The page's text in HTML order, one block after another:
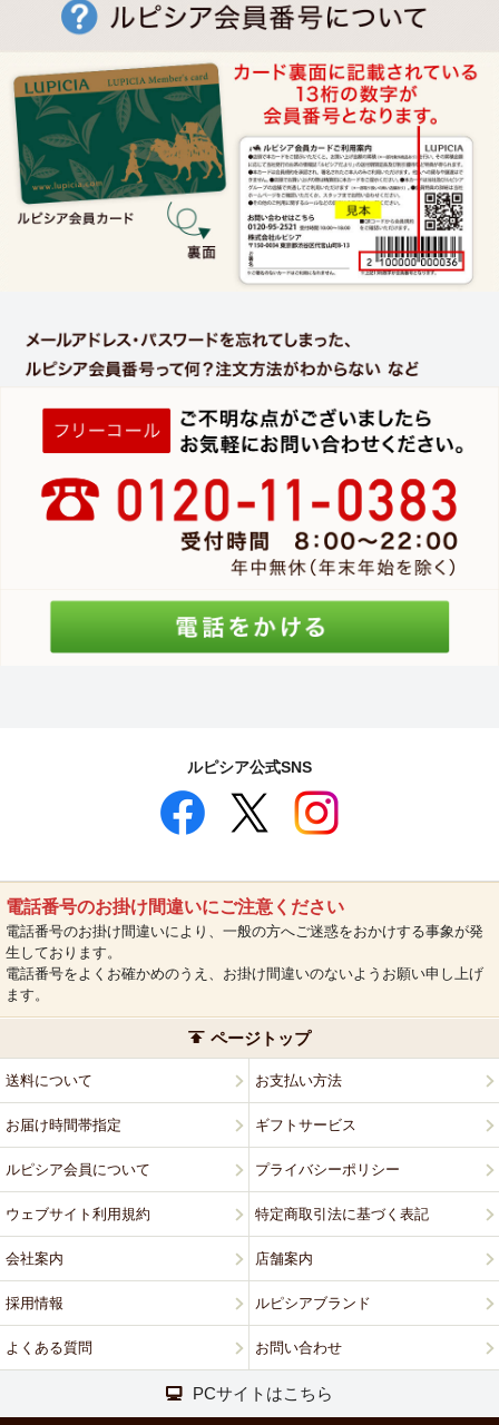
ルピシア公式SNS
電話番号のお掛け間違いにご注意ください
電話番号のお掛け間違いにより、一般の方へご迷惑をおかけする事象が発
生しております。
電話番号をよくお確かめのうえ、お掛け間違いのないようお願い申し上げ
ます。
ページトップ
送料について お支払い方法
お届け時間帯指定 ギフトサービス
ルピシア会員について プライバシーポリシー
ウェブサイト利用規約 特定商取引法に基づく表記
会社案内 店舗案内
採用情報 ルピシアブランド
よくある質問 お問い合わせ
PCサイトはこちら